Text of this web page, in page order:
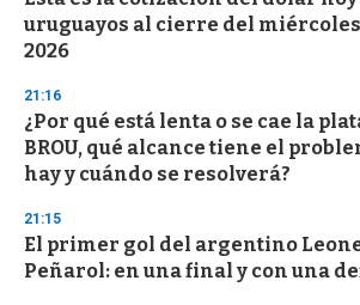
uruguayos al cierre del miércoles
2026
21:16
¿Por qué está lenta o se cae la
BROU, qué alcance tiene el
hay y cuándo se resolverá?
21:15
El primer gol del argentino
Peñarol: en una final y con una